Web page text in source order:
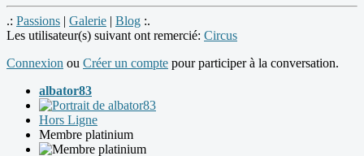
.: Passions | Galerie | Blog :.
Les utilisateur(s) suivant ont remercié: Circus
Connexion ou Créer un compte pour participer à la conversation.
albator83
Hors Ligne
Membre platinium